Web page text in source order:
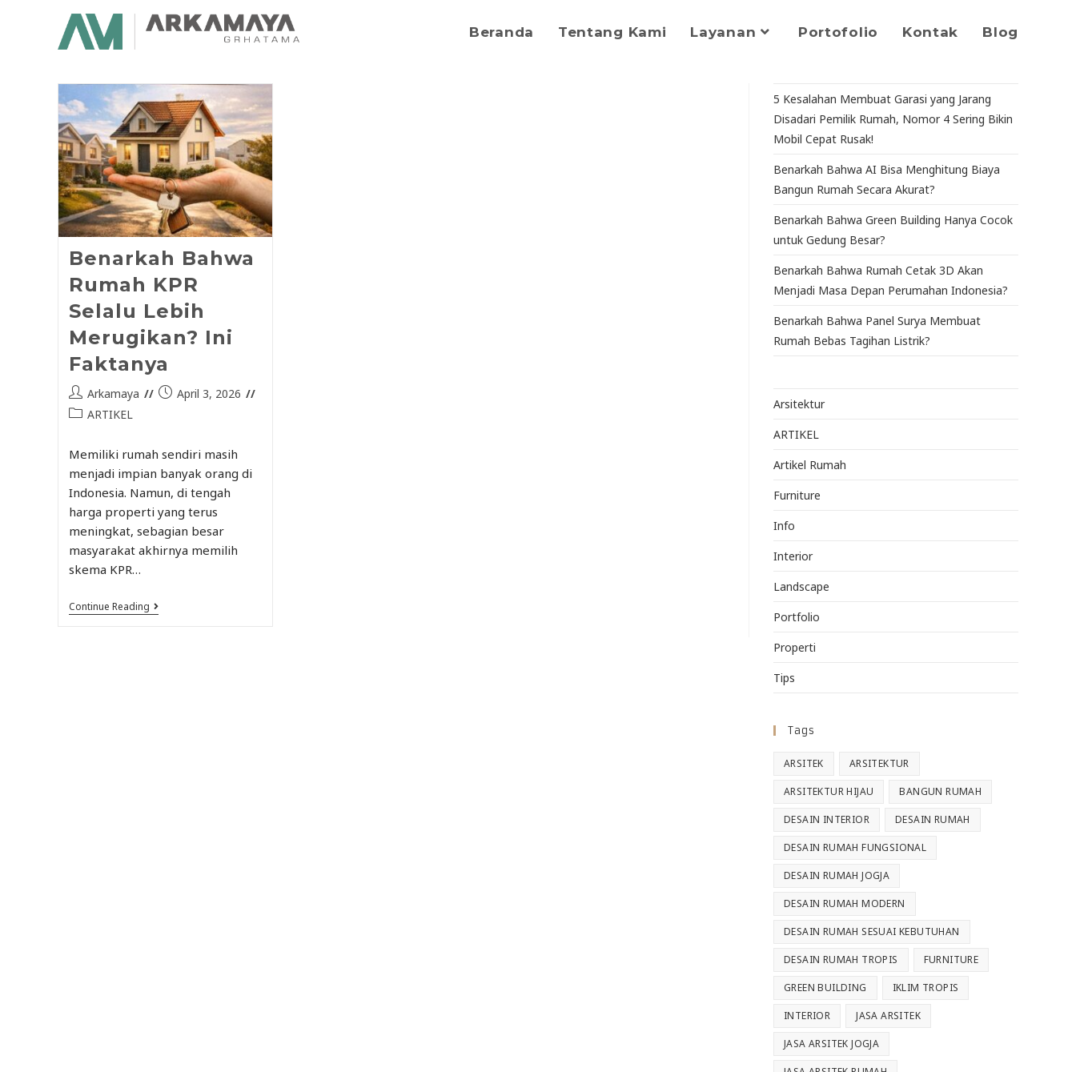
Beranda Tentang Kami Layanan Portofolio Kontak Blog
Benarkah Bahwa
Rumah KPR
Selalu Lebih
Merugikan? Ini
Faktanya
Arkamaya
April 3, 2026
ARTIKEL
Memiliki rumah sendiri masih
menjadi impian banyak orang di
Indonesia. Namun, di tengah
harga properti yang terus
meningkat, sebagian besar
masyarakat akhirnya memilih
skema KPR…
Continue Reading
5 Kesalahan Membuat Garasi yang Jarang
Disadari Pemilik Rumah, Nomor 4 Sering Bikin
Mobil Cepat Rusak!
Benarkah Bahwa AI Bisa Menghitung Biaya
Bangun Rumah Secara Akurat?
Benarkah Bahwa Green Building Hanya Cocok
untuk Gedung Besar?
Benarkah Bahwa Rumah Cetak 3D Akan
Menjadi Masa Depan Perumahan Indonesia?
Benarkah Bahwa Panel Surya Membuat
Rumah Bebas Tagihan Listrik?
Arsitektur
ARTIKEL
Artikel Rumah
Furniture
Info
Interior
Landscape
Portfolio
Properti
Tips
Tags
ARSITEK ARSITEKTUR
ARSITEKTUR HIJAU BANGUN RUMAH
DESAIN INTERIOR DESAIN RUMAH
DESAIN RUMAH FUNGSIONAL
DESAIN RUMAH JOGJA
DESAIN RUMAH MODERN
DESAIN RUMAH SESUAI KEBUTUHAN
DESAIN RUMAH TROPIS FURNITURE
GREEN BUILDING IKLIM TROPIS
INTERIOR JASA ARSITEK
JASA ARSITEK JOGJA